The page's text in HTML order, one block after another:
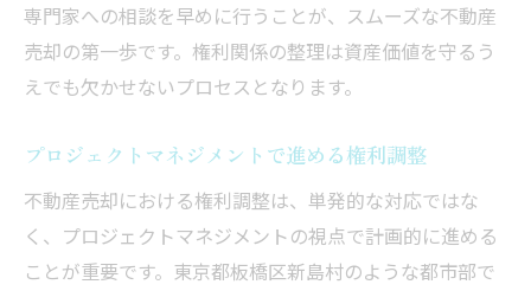
専門家への相談を早めに行うことが、スムーズな不動産
売却の第一歩です。権利関係の整理は資産価値を守るう
えでも欠かせないプロセスとなります。
プロジェクトマネジメントで進める権利調整
不動産売却における権利調整は、単発的な対応ではな
く、プロジェクトマネジメントの視点で計画的に進める
ことが重要です。東京都板橋区新島村のような都市部で